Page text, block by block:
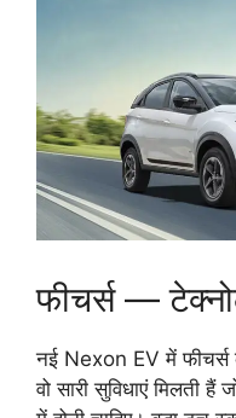
फीचर्स —
नई Nexon EV में फीचर्स
वो सारी सुविधाएं मिलती